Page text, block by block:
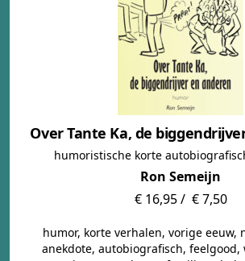
Over Tante Ka, de
humoristische korte
Ron Semeijn
€ 16,95 / € 7,50
humor, korte verhalen, vorige eeuw,
anekdote, autobiografisch, feelgood,